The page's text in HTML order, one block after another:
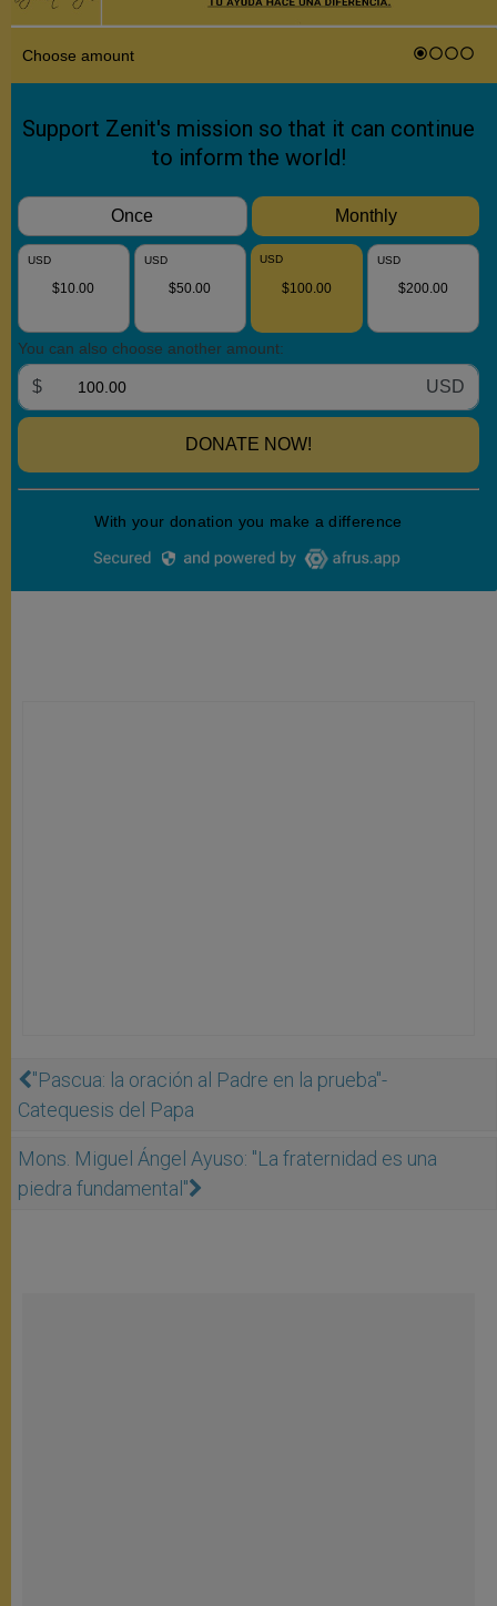
"Pascua: la oración al Padre en la prueba"-
Catequesis del Papa
Mons. Miguel Ángel Ayuso: "La fraternidad es una
piedra fundamental"